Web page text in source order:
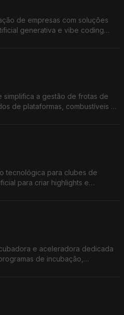
de empresas com soluções
generativa e vibe coding
simplifica a gestão de frotas de
de plataformas, combustíveis e
tecnológica para clubes de
para criar highlights e
e aceleradora dedicada
de incubação,